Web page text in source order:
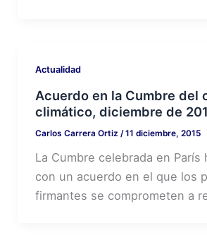
Actualidad
Acuerdo en la Cumbre del
climático, diciembre de
Carlos Carrera Ortiz /11 diciembre, 2015
La Cumbre celebrada en París
con un acuerdo en el que los
firmantes se comprometen a